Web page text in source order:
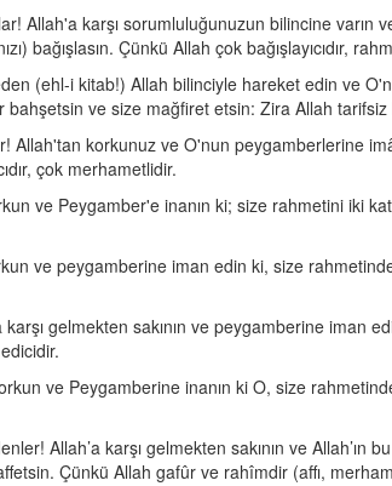
Allah'a karşı sorumluluğunuzun bilincine varın
bağışlasın. Çünkü Allah çok bağışlayıcıdır,
(ehl-i kitab!) Allah bilinciyle hareket edin ve
ve size mağfiret etsin: Zira Allah tarifsiz
Allah'tan korkunuz ve O'nun peygamberlerine
çok merhametlidir.
ve Peygamber'e inanın ki; size rahmetini iki kat
ve peygamberine iman edin ki, size
karşı gelmekten sakının ve peygamberine
ve Peygamberine inanın ki O, size
Allah’a karşı gelmekten sakının ve
Çünkü Allah gafûr ve rahîmdir (affı,